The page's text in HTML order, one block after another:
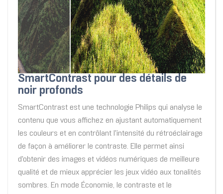
SmartContrast pour des détails de
noir profonds
SmartContrast est une technologie Philips qui analyse le
contenu que vous affichez en ajustant automatiquement
les couleurs et en contrôlant l'intensité du rétroéclairage
de façon à améliorer le contraste. Elle permet ainsi
d'obtenir des images et vidéos numériques de meilleure
qualité et de mieux apprécier les jeux vidéo aux tonalités
sombres. En mode Économie, le contraste et le